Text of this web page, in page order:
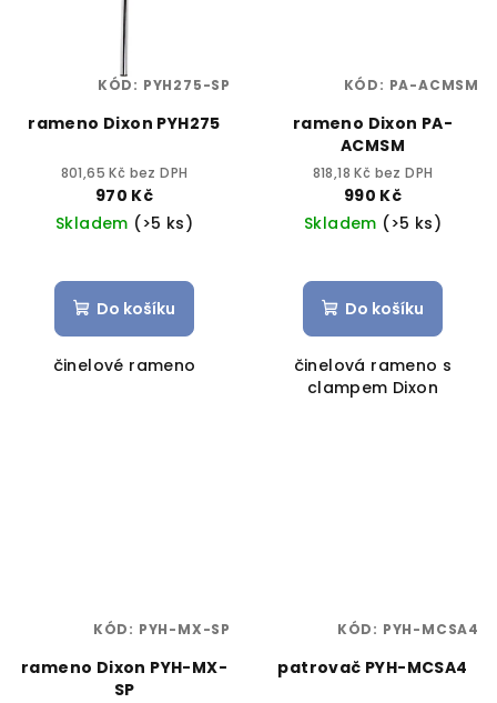
rameno Dixon PYH275
801,65 Kč bez DPH
970 Kč
Skladem (>5 ks)
Do košíku
činelové rameno
KÓD: PYH275-SP
rameno Dixon PA-
ACMSM
818,18 Kč bez DPH
990 Kč
Skladem (>5 ks)
Do košíku
činelová rameno s
clampem Dixon
KÓD: PA-ACMSM
rameno Dixon PYH-MX-
SP
KÓD: PYH-MX-SP
patrovač PYH-MCSA4
KÓD: PYH-MCSA4